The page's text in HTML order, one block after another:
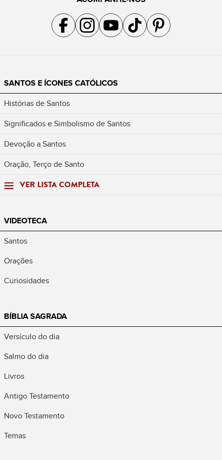
Acompanhe a gente no Facebook
Acompanhe a gente no Instagram
Acompanhe a gente no YouTube
Acompanhe a gente no TikTok
Acompanhe a gente no
SANTOS E ÍCONES CATÓLICOS
Histórias de Santos
Significados e Simbolismo de Santos
Devoção a Santos
Oração, Terço de Santo
VER LISTA COMPLETA
VIDEOTECA
Santos
Orações
Curiosidades
BÍBLIA SAGRADA
Versículo do dia
Salmo do dia
Livros
Antigo Testamento
Novo Testamento
Temas